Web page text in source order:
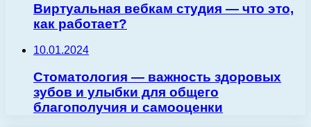
Виртуальная вебкам студия — что это,
как работает?
10.01.2024
Стоматология — важность здоровых
зубов и улыбки для общего
благополучия и самооценки